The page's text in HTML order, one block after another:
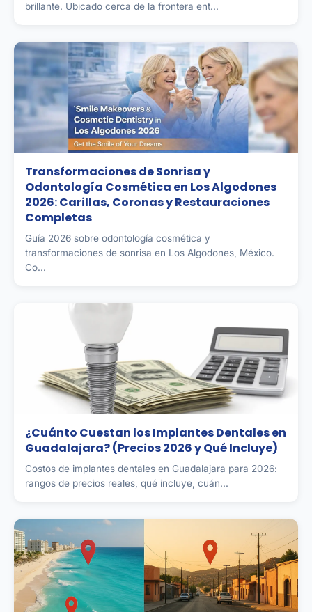
brillante. Ubicado cerca de la frontera ent...
Transformaciones de Sonrisa y
Odontología Cosmética en Los Algodones
2026: Carillas, Coronas y Restauraciones
Completas
Guía 2026 sobre odontología cosmética y
transformaciones de sonrisa en Los Algodones, México.
Co...
¿Cuánto Cuestan los Implantes Dentales en
Guadalajara? (Precios 2026 y Qué Incluye)
Costos de implantes dentales en Guadalajara para 2026:
rangos de precios reales, qué incluye, cuán...